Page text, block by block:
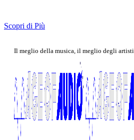
Scopri di Più
Il meglio della musica, il meglio degli artisti.